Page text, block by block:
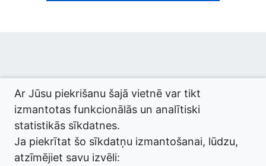
© 2026 termini.gov.lv. Izstrādātājs:Tilde.
Ar Jūsu piekrišanu šajā vietnē var tikt
izmantotas funkcionālās un analītiski
statistikās sīkdatnes.
Ja piekrītat šo sīkdatņu izmantošanai, lūdzu,
atzīmējiet savu izvēli: